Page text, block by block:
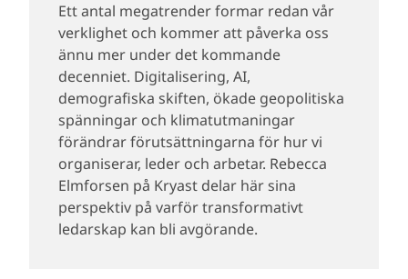
Ett antal megatrender formar redan vår
verklighet och kommer att påverka oss
ännu mer under det kommande
decenniet. Digitalisering, AI,
demografiska skiften, ökade geopolitiska
spänningar och klimatutmaningar
förändrar förutsättningarna för hur vi
organiserar, leder och arbetar. Rebecca
Elmforsen på Kryast delar här sina
perspektiv på varför transformativt
ledarskap kan bli avgörande.